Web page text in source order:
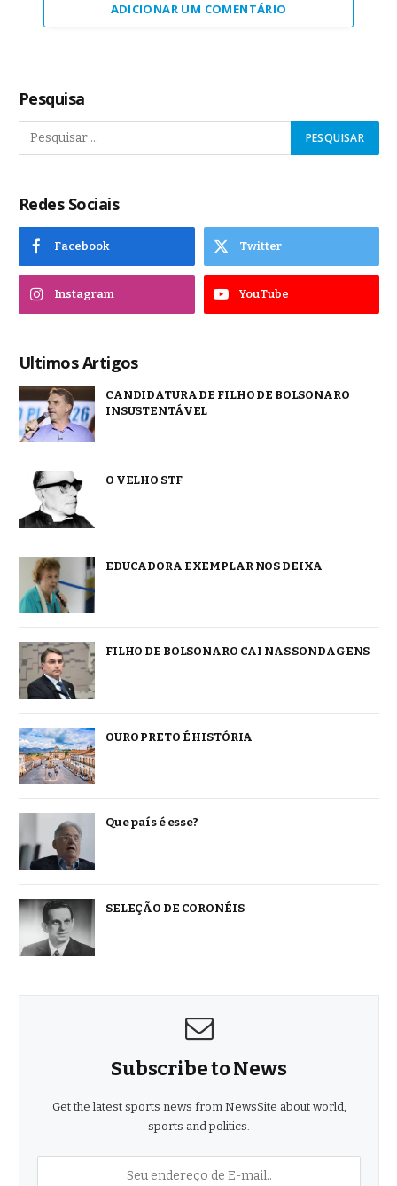
ADICIONAR UM COMENTÁRIO
Pesquisa
Redes Sociais
Facebook Twitter
Instagram YouTube
Ultimos Artigos
CANDIDATURA DE FILHO DE BOLSONARO
INSUSTENTÁVEL
O VELHO STF
EDUCADORA EXEMPLAR NOS DEIXA
FILHO DE BOLSONARO CAI NAS SONDAGENS
OURO PRETO É HISTÓRIA
Que país é esse?
SELEÇÃO DE CORONÉIS
Subscribe to News
Get the latest sports news from NewsSite about world,
sports and politics.